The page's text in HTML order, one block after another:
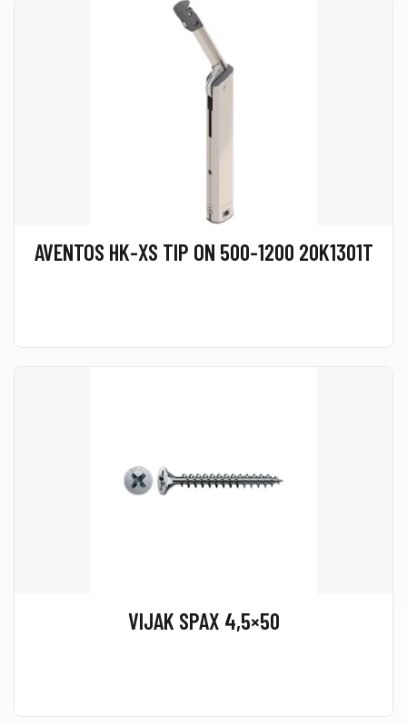
AVENTOS HK-XS TIP ON 500-1200 20K1301T
VIJAK SPAX 4,5×50